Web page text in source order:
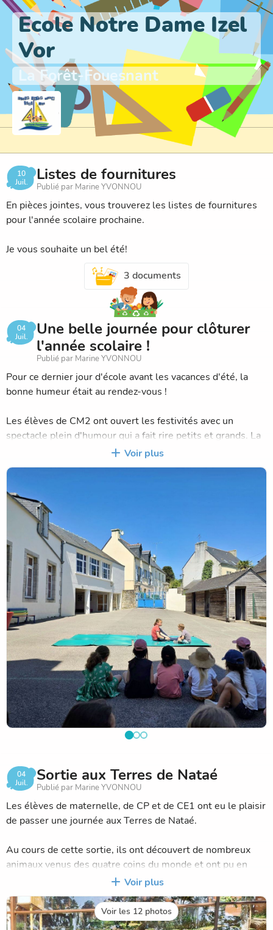
Ecole Notre Dame Izel
Vor
La Forêt-Fouesnant
10
Juil.
Listes de fournitures
Publié par Marine YVONNOU
En pièces jointes, vous trouverez les listes de fournitures
pour l'année scolaire prochaine.
Je vous souhaite un bel été!
3 documents
04
Juil.
Une belle journée pour clôturer
l'année scolaire !
Publié par Marine YVONNOU
Pour ce dernier jour d'école avant les vacances d'été, la
bonne humeur était au rendez-vous !
Les élèves de CM2 ont ouvert les festivités avec un
spectacle plein d'humour qui a fait rire petits et grands. La
journée s'est poursuivie avec plusieurs danses préparées
par les classes, avant de se terminer en beauté par un
Un magnifique moment de partage, de convivialité et de
joie qui vient conclure une année scolaire riche en projets
et en souvenirs.
Nous souhaitons à tous les élèves, à leurs familles et à
l'ensemble de la communauté éducative de très belles
vacances d'été !
Voir plus
04
Juil.
Sortie aux Terres de Nataé
Publié par Marine YVONNOU
Les élèves de maternelle, de CP et de CE1 ont eu le plaisir
de passer une journée aux Terres de Nataé.
Au cours de cette sortie, ils ont découvert de nombreux
animaux venus des quatre coins du monde et ont pu en
apprendre davantage sur leurs modes de vie, leur
alimentation et les actions mises en place pour leur
protection.
Voir plus
Voir les 12 photos